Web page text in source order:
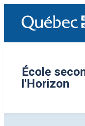
contenu
École
l'Horizon